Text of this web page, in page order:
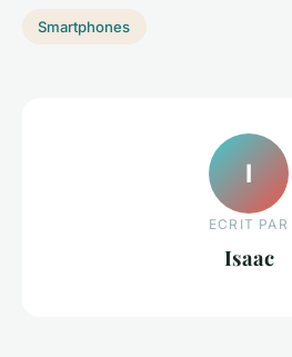
Smartphones
I
ECRIT PAR
Isaac